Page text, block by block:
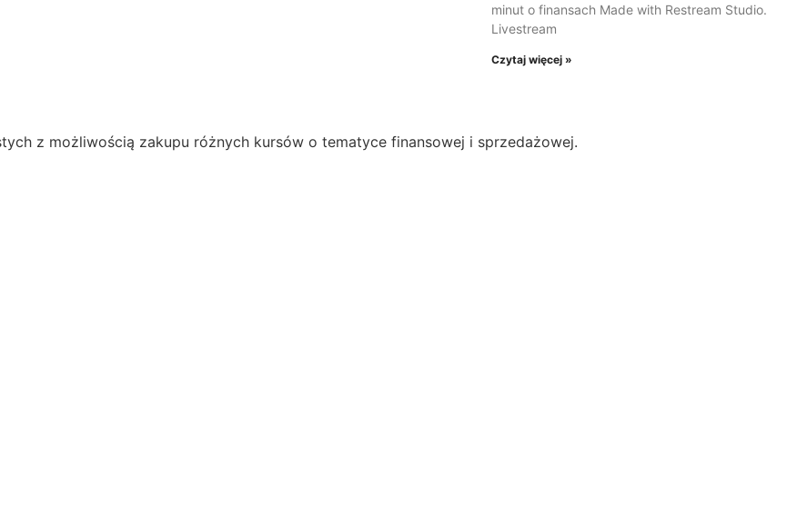
minut o finansach Made with Restream Studio.
Livestream
Czytaj więcej »
z możliwością zakupu różnych kursów o tematyce finansowej i sprzedażowej.